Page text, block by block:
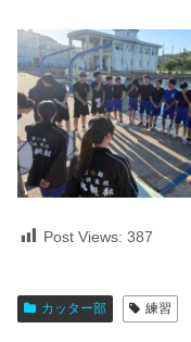
Post Views: 387
カッター部 練習